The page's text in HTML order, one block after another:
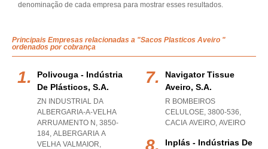
denominação de cada empresa para mostrar esses resultados.
Principais Empresas relacionadas a "Sacos Plasticos Aveiro "
ordenados por cobrança
Polivouga - Indústria
De Plásticos, S.a.
ZN INDUSTRIAL DA
ALBERGARIA-A-VELHA
ARRUAMENTO N, 3850-
184, ALBERGARIA A
VELHA VALMAIOR,
Navigator Tissue
Aveiro, S.a.
R BOMBEIROS
CELULOSE, 3800-536,
CACIA AVEIRO, AVEIRO
Inplás - Indústrias De